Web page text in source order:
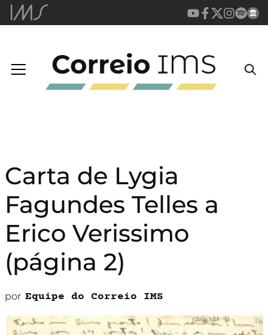
Carta de Lygia
Fagundes Telles a
Erico Verissimo
(página 2)
por Equipe do Correio IMS